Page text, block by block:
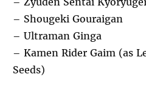
– Shougeki Gouraigan
– Ultraman Ginga
– Kamen Rider Gaim (as
Seeds)